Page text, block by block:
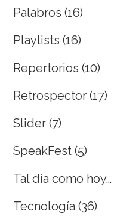
Palabros (16)
Playlists (16)
Repertorios (10)
Retrospector (17)
Slider (7)
SpeakFest (5)
Tal día como hoy…
Tecnología (36)